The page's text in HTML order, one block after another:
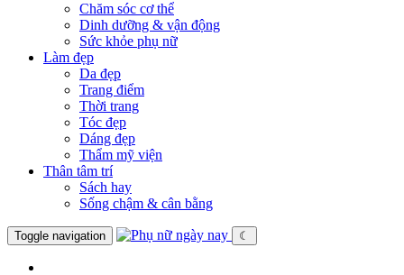
Chăm sóc cơ thể
Dinh dưỡng & vận động
Sức khỏe phụ nữ
Làm đẹp
Da đẹp
Trang điểm
Thời trang
Tóc đẹp
Dáng đẹp
Thẩm mỹ viện
Thân tâm trí
Sách hay
Sống chậm & cân bằng
Toggle navigation ☾